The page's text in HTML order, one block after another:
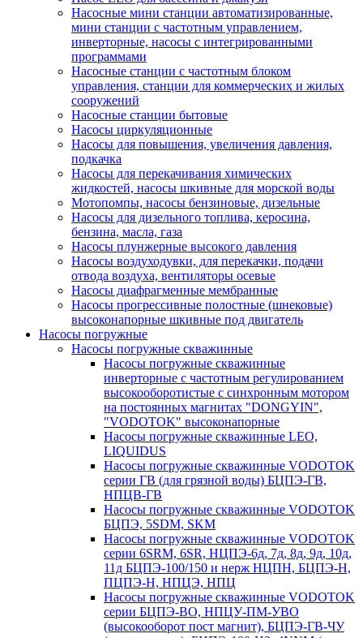
Насосные мини станции автоматизированные,
мини станции с частотным управлением,
инверторные, насосы с интегрированными
программами
Насосные станции с частотным блоком
управления, станции для коммерческих и жилых
сооружений
Насосные станции бытовые
Насосы циркуляционные
Насосы для повышения, увеличения давления,
подкачка
Насосы для перекачивания химических
жидкостей, насосы шкивные для морской воды
Мотопомпы, насосы бензиновые, дизельные
Насосы для дизельного топлива, керосина,
бензина, масла, газа
Насосы плунжерные высокого давления
Насосы воздуходувки, для перекачки, подачи
отвода воздуха, вентиляторы осевые
Насосы диафрагменные мембранные
Насосы прогрессивные полостные (шнековые)
высоконапорные шкивные под двигатель
Насосы погружные
Насосы погружные скважинные
Насосы погружные скважинные
инверторные с частотным регулированием
высокооборотистые с синхронным мотором
на постоянных магнитах "DONGYIN",
"VODOTOK" высоконапорные
Насосы погружные скважинные LEO,
LIQUIDUS
Насосы погружные скважинные VODOTOK
серии ГВ (для грязной воды) БЦПЭ-ГВ,
НПЦВ-ГВ
Насосы погружные скважинные VODOTOK
БЦПЭ, 5SDM, SKM
Насосы погружные скважинные VODOTOK
серии 6SRM, 6SR, НЦПЭ-6д, 7д, 8д, 9д, 10д,
11д БЦПЭ-100/150 и нерж НЦПН, БЦПЭ-Н,
ПЦПЭ-Н, НПЦЭ, НПЦ
Насосы погружные скважинные VODOTOK
серии БЦПЭ-ВО, НПЦУ-ПМ-УВО
(высокооборот пост магнит), БЦПЭ-ГВ-ЧУ